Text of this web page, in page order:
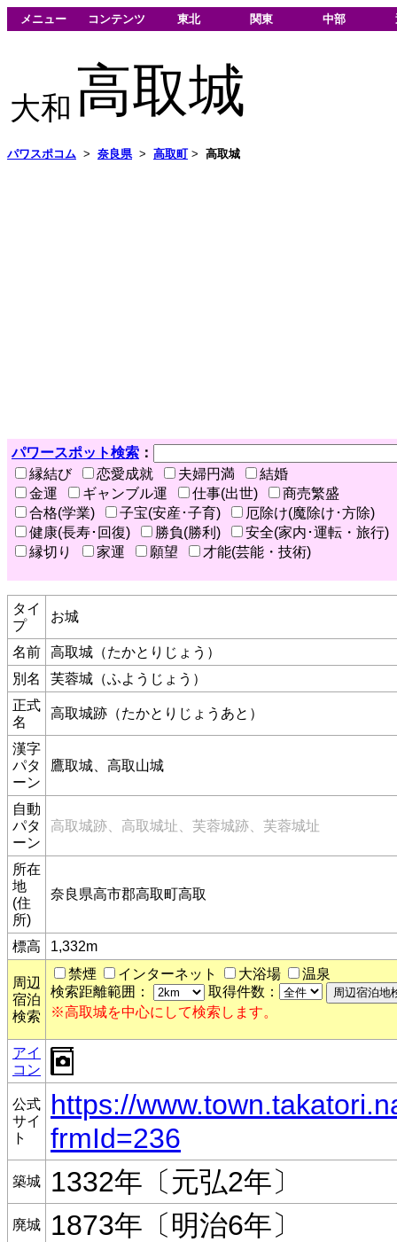
メニュー コンテンツ 東北 関東 中部
大和 高取城
パワスポコム > 奈良県> 高取町> 高取城
パワースポット検索 ：
縁結び
恋愛成就 夫婦円満
結婚
金運
ギャンブル運 仕事(出世)
商売繁盛
合格(学業)
子宝(安産･子育)
厄除け(魔除け･方除)
健康(長寿･回復)
勝負(勝利)
安全(家内･運転・旅行)
縁切り
家運 願望 才能(芸能・技術)
タイ
プ
お城
名前
高取城（たかとりじょう）
別名
芙蓉城（ふようじょう）
正式
名
高取城跡（たかとりじょうあと）
漢字
パタ
ーン
鷹取城、高取山城
自動
パタ
ーン
高取城跡、高取城址、芙蓉城跡、芙蓉城址
所在
地
(住
所)
奈良県高市郡高取町高取
標高 1,332m
周辺
宿泊
検索
禁煙 インターネット 大浴場
温泉
検索距離範囲：
取得件数：
※高取城を中心にして検索します。
アイ
コン
公式
サイ
ト
https://
frmId=236
築城 1332年〔元弘2年〕
廃城 1873年〔明治6年〕